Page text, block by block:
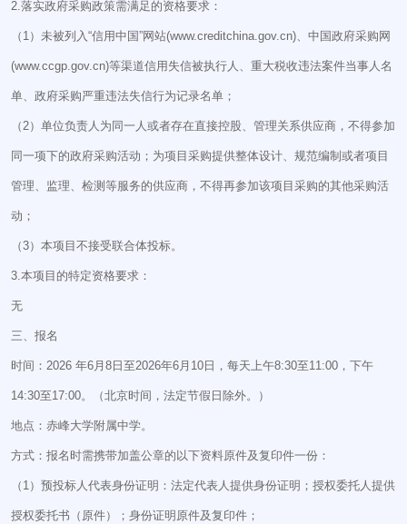
2.落实政府采购政策需满足的资格要求：
（1）未被列入“信用中国”网站(www.creditchina.gov.cn)、中国政府采购网
(www.ccgp.gov.cn)等渠道信用失信被执行人、重大税收违法案件当事人名
单、政府采购严重违法失信行为记录名单；
（2）单位负责人为同一人或者存在直接控股、管理关系供应商，不得参加
同一项下的政府采购活动；为项目采购提供整体设计、规范编制或者项目
管理、监理、检测等服务的供应商，不得再参加该项目采购的其他采购活
动；
（3）本项目不接受联合体投标。
3.本项目的特定资格要求：
无
三、报名
时间：2026 年6月8日至2026年6月10日，每天上午8:30至11:00，下午
14:30至17:00。（北京时间，法定节假日除外。）
地点：赤峰大学附属中学。
方式：报名时需携带加盖公章的以下资料原件及复印件一份：
（1）预投标人代表身份证明：法定代表人提供身份证明；授权委托人提供
授权委托书（原件）；身份证明原件及复印件；